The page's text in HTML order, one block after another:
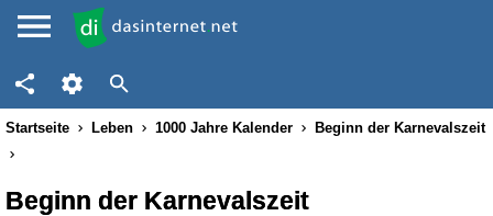
Startseite Leben 1000 Jahre Kalender Beginn der Karnevalszeit
Beginn der Karnevalszeit